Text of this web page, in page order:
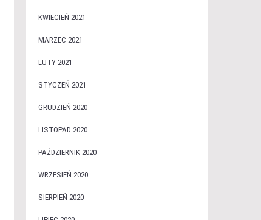
KWIECIEŃ 2021
MARZEC 2021
LUTY 2021
STYCZEŃ 2021
GRUDZIEŃ 2020
LISTOPAD 2020
PAŹDZIERNIK 2020
WRZESIEŃ 2020
SIERPIEŃ 2020